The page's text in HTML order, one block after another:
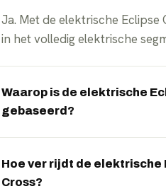
Ja. Met de elektrische
in het volledig elektrische
Waarop is de elektrische
gebaseerd?
Renault-alliantie met de
Hoe ver rijdt de elektrische
Cross?